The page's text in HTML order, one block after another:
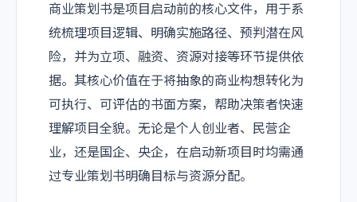
商业策划书是项目启动前的核心文件，用于系
统梳理项目逻辑、明确实施路径、预判潜在风
险，并为立项、融资、资源对接等环节提供依
据。其核心价值在于将抽象的商业构想转化为
可执行、可评估的书面方案，帮助决策者快速
理解项目全貌。无论是个人创业者、民营企
业，还是国企、央企，在启动新项目时均需通
过专业策划书明确目标与资源分配。